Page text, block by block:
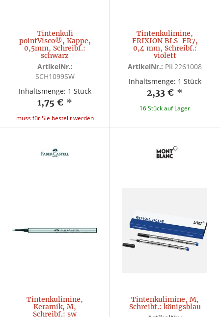
Tintenkuli
pointVisco®, Kappe,
0,5mm, Schreibf.:
schwarz
ArtikelNr.:
SCH1099SW
Inhaltsmenge: 1 Stück
1,75 € *
muss für Sie bestellt werden
Tintenkulimine,
FRIXION BLS-FR7,
0,4 mm, Schreibf.:
violett
ArtikelNr.: PIL2261008
Inhaltsmenge: 1 Stück
2,33 € *
16 Stück auf Lager
Tintenkulimine,
Keramik, M,
Schreibf.: sw
Tintenkulimine, M,
Schreibf.: königsblau